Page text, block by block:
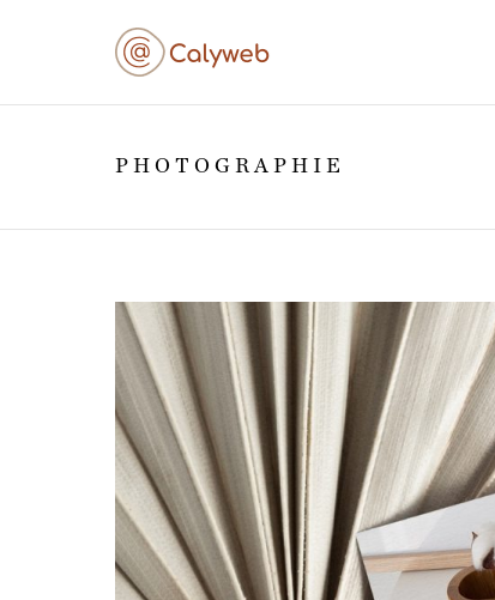
PHOTOGRAPHIE